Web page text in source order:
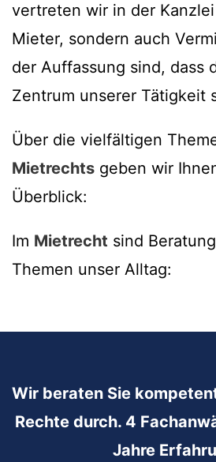
vertreten wir in der
Mieter, sondern auch
der Auffassung sind, dass
Zentrum unserer Tätigkeit
Über die vielfältigen
Mietrechts geben wir
Überblick:
Im Mietrecht sind
Themen unser Alltag:
Wir beraten Sie
Rechte durch. 4
Jahre